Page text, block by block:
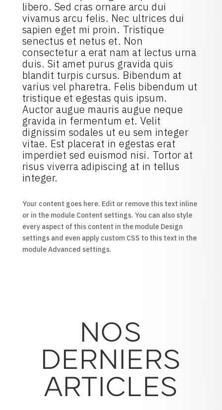
libero. Sed cras ornare arcu dui
vivamus arcu felis. Nec ultrices dui
sapien eget mi proin. Tristique
senectus et netus et. Non
consectetur a erat nam at lectus urna
duis. Sit amet purus gravida quis
blandit turpis cursus. Bibendum at
varius vel pharetra. Felis bibendum ut
tristique et egestas quis ipsum.
Auctor augue mauris augue neque
gravida in fermentum et. Velit
dignissim sodales ut eu sem integer
vitae. Est placerat in egestas erat
imperdiet sed euismod nisi. Tortor at
risus viverra adipiscing at in tellus
integer.
Your content goes here. Edit or remove this text inline
or in the module Content settings. You can also style
every aspect of this content in the module Design
settings and even apply custom CSS to this text in the
module Advanced settings.
NOS
DERNIERS
ARTICLES